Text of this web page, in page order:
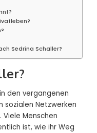
Sedrina Schaller?
den vergangenen
sozialen Netzwerken
Menschen
ist, wie ihr Weg